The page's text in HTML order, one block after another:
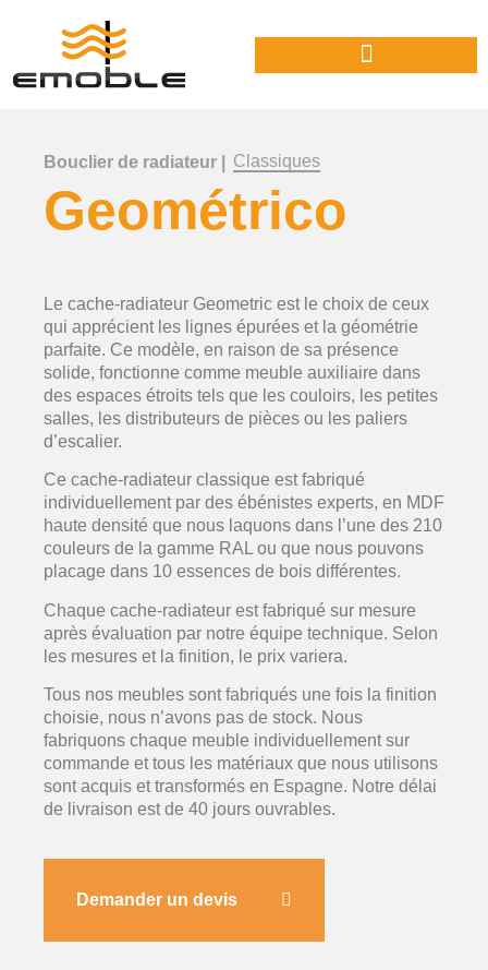
Bouclier de radiateur | Classiques
Geométrico
Le cache-radiateur Geometric est le choix de ceux
qui apprécient les lignes épurées et la géométrie
parfaite. Ce modèle, en raison de sa présence
solide, fonctionne comme meuble auxiliaire dans
des espaces étroits tels que les couloirs, les petites
salles, les distributeurs de pièces ou les paliers
d’escalier.
Ce cache-radiateur classique est fabriqué
individuellement par des ébénistes experts, en MDF
haute densité que nous laquons dans l’une des 210
couleurs de la gamme RAL ou que nous pouvons
placage dans 10 essences de bois différentes.
Chaque cache-radiateur est fabriqué sur mesure
après évaluation par notre équipe technique. Selon
les mesures et la finition, le prix variera.
Tous nos meubles sont fabriqués une fois la finition
choisie, nous n’avons pas de stock. Nous
fabriquons chaque meuble individuellement sur
commande et tous les matériaux que nous utilisons
sont acquis et transformés en Espagne. Notre délai
de livraison est de 40 jours ouvrables.
Demander un devis